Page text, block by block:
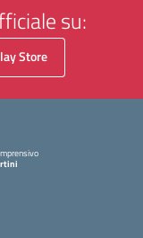
su:
Store